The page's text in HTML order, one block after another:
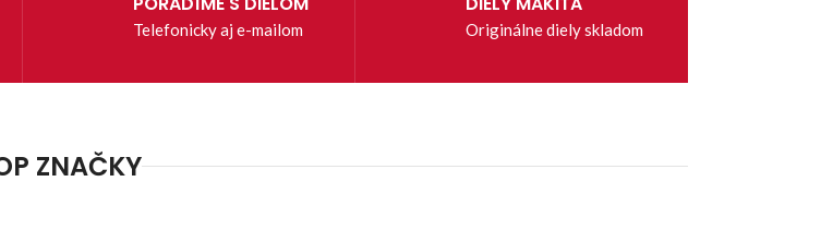
Telefonicky aj e-mailom Originálne diely skladom
ZNAČKY